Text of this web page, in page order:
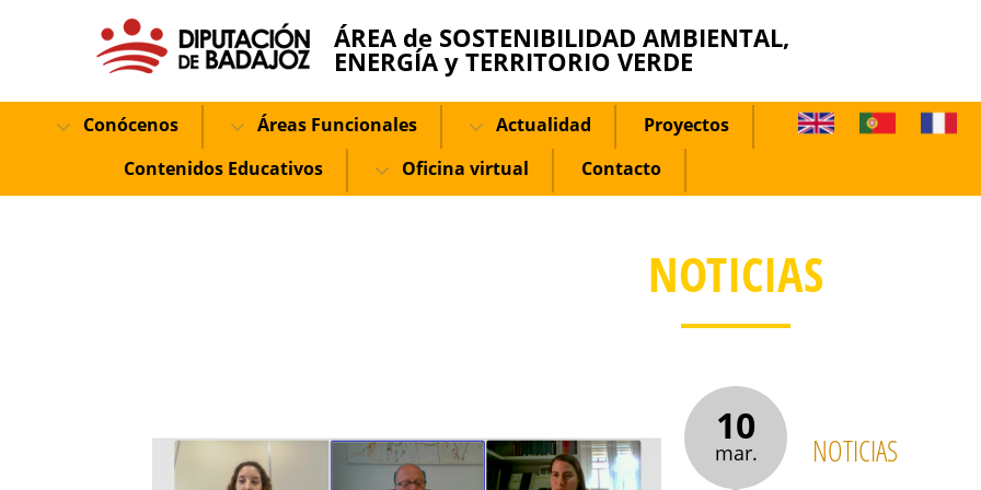
ÁREA de SOSTENIBILIDAD AMBIENTAL,
ENERGÍA y TERRITORIO VERDE
Conócenos Áreas Funcionales Actualidad
Proyectos
Contenidos Educativos
Oficina virtual Contacto
NOTICIAS
10
mar. NOTICIAS